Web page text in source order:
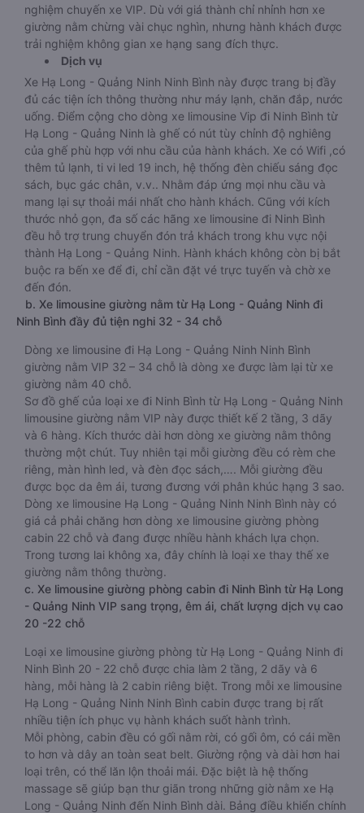
nghiệm chuyến xe VIP. Dù với giá thành chỉ nhỉnh hơn xe
giường nằm chừng vài chục nghìn, nhưng hành khách được
trải nghiệm không gian xe hạng sang đích thực.
Dịch vụ
Xe Hạ Long - Quảng Ninh Ninh Bình này được trang bị đầy
đủ các tiện ích thông thường như máy lạnh, chăn đắp, nước
uống. Điểm cộng cho dòng xe limousine Vip đi Ninh Bình từ
Hạ Long - Quảng Ninh là ghế có nút tùy chỉnh độ nghiêng
của ghế phù hợp với nhu cầu của hành khách. Xe có Wifi ,có
thêm tủ lạnh, ti vi led 19 inch, hệ thống đèn chiếu sáng đọc
sách, bục gác chân, v.v.. Nhằm đáp ứng mọi nhu cầu và
mang lại sự thoải mái nhất cho hành khách. Cũng với kích
thước nhỏ gọn, đa số các hãng xe limousine đi Ninh Bình
đều hỗ trợ trung chuyển đón trả khách trong khu vực nội
thành Hạ Long - Quảng Ninh. Hành khách không còn bị bắt
buộc ra bến xe để đi, chỉ cần đặt vé trực tuyến và chờ xe
đến đón.
b. Xe limousine giường nằm từ Hạ Long - Quảng Ninh đi
Ninh Bình đầy đủ tiện nghi 32 - 34 chỗ
Dòng xe limousine đi Hạ Long - Quảng Ninh Ninh Bình
giường nằm VIP 32 – 34 chỗ là dòng xe được làm lại từ xe
giường nằm 40 chỗ.
Sơ đồ ghế của loại xe đi Ninh Bình từ Hạ Long - Quảng Ninh
limousine giường nằm VIP này được thiết kế 2 tầng, 3 dãy
và 6 hàng. Kích thước dài hơn dòng xe giường nằm thông
thường một chút. Tuy nhiên tại mỗi giường đều có rèm che
riêng, màn hình led, và đèn đọc sách,…. Mỗi giường đều
được bọc da êm ái, tương đương với phân khúc hạng 3 sao.
Dòng xe limousine Hạ Long - Quảng Ninh Ninh Bình này có
giá cả phải chăng hơn dòng xe limousine giường phòng
cabin 22 chỗ và đang được nhiều hành khách lựa chọn.
Trong tương lai không xa, đây chính là loại xe thay thế xe
giường nằm thông thường.
c. Xe limousine giường phòng cabin đi Ninh Bình từ Hạ Long
- Quảng Ninh VIP sang trọng, êm ái, chất lượng dịch vụ cao
20 -22 chỗ
Loại xe limousine giường phòng từ Hạ Long - Quảng Ninh đi
Ninh Bình 20 - 22 chỗ được chia làm 2 tầng, 2 dãy và 6
hàng, mỗi hàng là 2 cabin riêng biệt. Trong mỗi xe limousine
Hạ Long - Quảng Ninh Ninh Bình cabin được trang bị rất
nhiều tiện ích phục vụ hành khách suốt hành trình.
Mỗi phòng, cabin đều có gối nằm rời, có gối ôm, có cái mền
to hơn và dây an toàn seat belt. Giường rộng và dài hơn hai
loại trên, có thể lăn lộn thoải mái. Đặc biệt là hệ thống
massage sẽ giúp bạn thư giãn trong những giờ nằm xe Hạ
Long - Quảng Ninh đến Ninh Bình dài. Bảng điều khiển chính